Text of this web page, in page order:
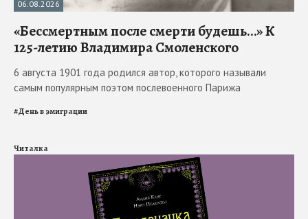
06.08.2026
«Бессмертным после смерти будешь…» К
125-летию Владимира Смоленского
6 августа 1901 года родился автор, которого называли
самым популярным поэтом послевоенного Парижа
#День в эмиграции
Читалка